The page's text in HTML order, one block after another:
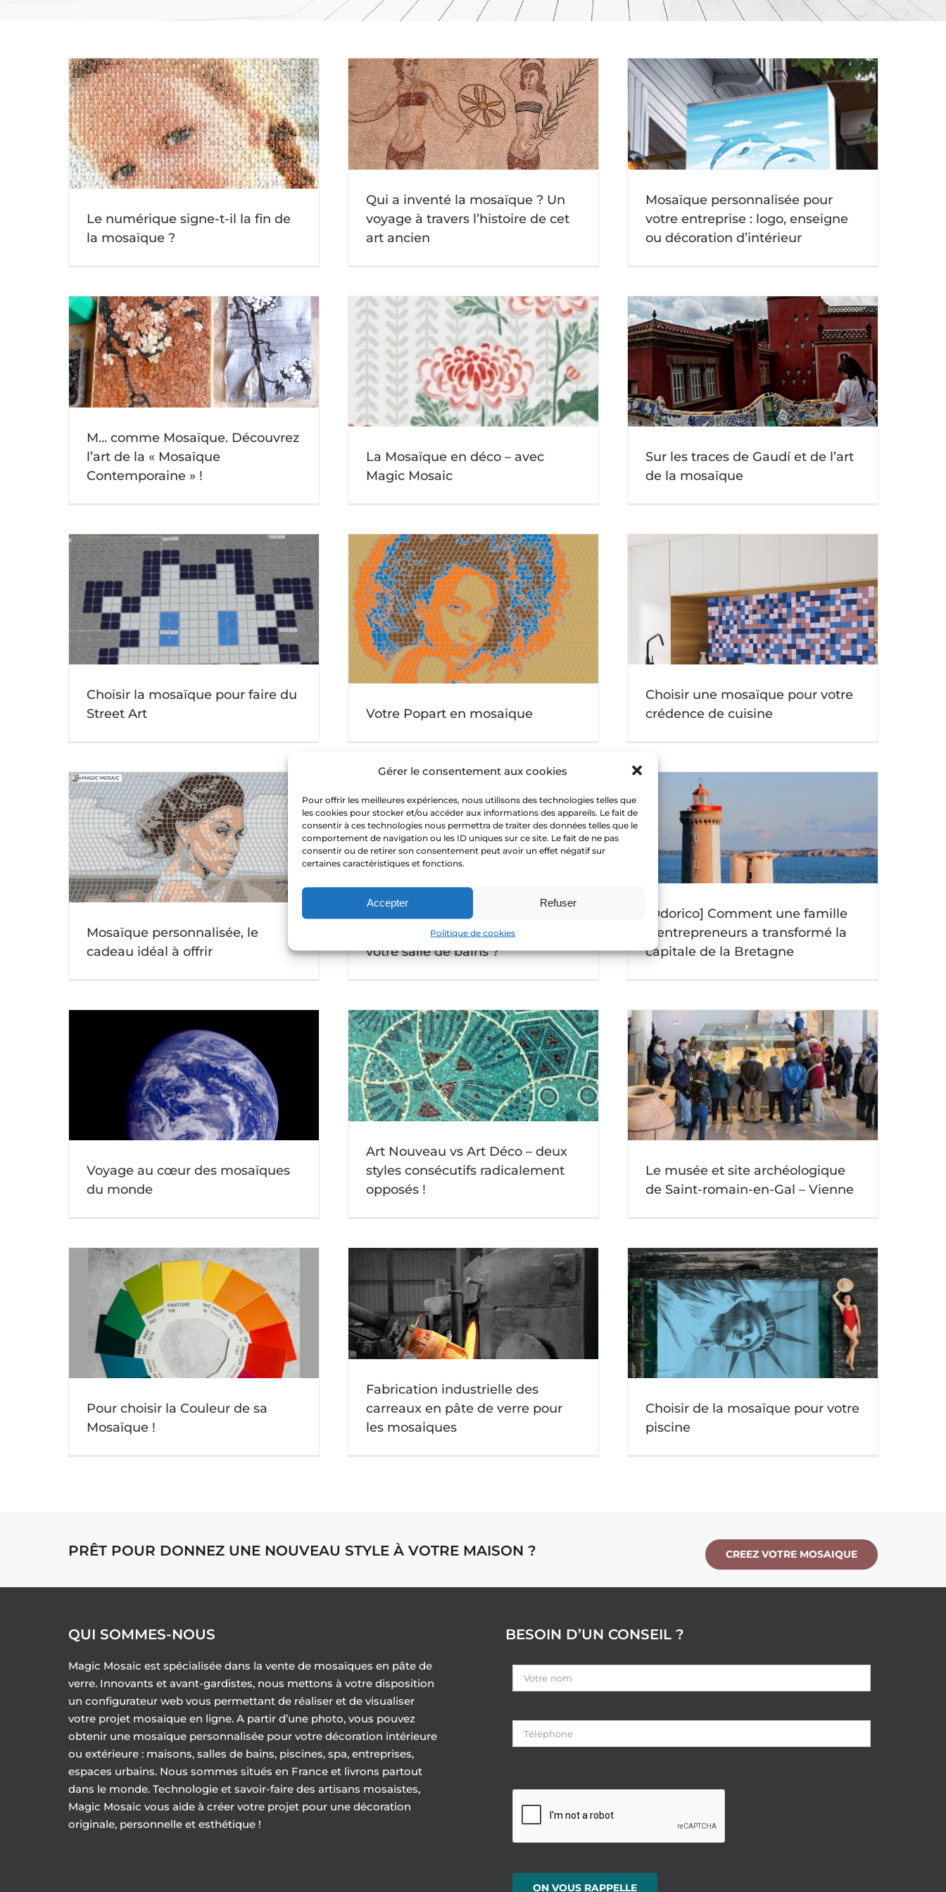
Gérer le consentement aux cookies
Pour offrir les meilleures expériences, nous utilisons des technologies telles que
les cookies pour stocker et/ou accéder aux informations des appareils. Le fait de
consentir à ces technologies nous permettra de traiter des données telles que le
comportement de navigation ou les ID uniques sur ce site. Le fait de ne pas
consentir ou de retirer son consentement peut avoir un effet négatif sur
certaines caractéristiques et fonctions.
Accepter Refuser
Politique de cookies
Le numérique signe-t-il la fin de
la mosaïque ?
Qui a inventé la mosaïque ? Un voyage à
travers l’histoire de cet art ancien
Actu mosaique
Qui a inventé la mosaïque ? Un
voyage à travers l’histoire de cet
art ancien
Mosaïque personnalisée pour votre entreprise
: logo, enseigne ou décoration d’intérieur
Mosaïque personnalisée pour
votre entreprise : logo, enseigne
ou décoration d’intérieur
M… comme Mosaïque. Découvrez
l’art de la « Mosaïque
Contemporaine » !
La Mosaïque en déco – avec Magic Mosaic
Actu mosaique
La Mosaïque en déco – avec
Magic Mosaic
Sur les traces de Gaudí et de l’art de la
mosaïque
Actu mosaique
Sur les traces de Gaudí et de l’art
de la mosaïque
Choisir la mosaïque pour faire du
Street Art
Votre Popart en mosaique
Actu mosaique
Votre Popart en mosaique
Choisir une mosaïque pour votre crédence de
cuisine
Actu mosaique
Choisir une mosaïque pour votre
crédence de cuisine
Mosaïque personnalisée, le
cadeau idéal à offrir
Le Choix d’une mosaïque pour votre salle de
bains ?
Actu mosaique
Le Choix d’une mosaïque pour
votre salle de bains ?
[Odorico] Comment une famille
d’entrepreneurs a transformé la capitale de la
[Odorico] Comment une famille
d’entrepreneurs a transformé la
capitale de la Bretagne
Voyage au cœur des mosaïques
du monde
Art Nouveau vs Art Déco – deux styles
consécutifs radicalement opposés !
Actu mosaique
Art Nouveau vs Art Déco – deux
styles consécutifs radicalement
opposés !
Le musée et site archéologique de Saint-
romain-en-Gal – Vienne
Le musée et site archéologique
de Saint-romain-en-Gal – Vienne
Pour choisir la Couleur de sa
Mosaïque !
Fabrication industrielle des carreaux en pâte
de verre pour les mosaiques
Non classifié(e)
Fabrication industrielle des
carreaux en pâte de verre pour
les mosaiques
Choisir de la mosaïque pour votre piscine
Actu mosaique
Choisir de la mosaïque pour votre
piscine
PRÊT POUR DONNEZ UNE NOUVEAU STYLE À VOTRE MAISON ? CREEZ VOTRE MOSAIQUE
QUI SOMMES-NOUS
Magic Mosaic est spécialisée dans la vente de mosaïques en pâte de
verre. Innovants et avant-gardistes, nous mettons à votre disposition
un configurateur web vous permettant de réaliser et de visualiser
votre projet mosaïque en ligne. A partir d’une photo, vous pouvez
obtenir une mosaïque personnalisée pour votre décoration intérieure
ou extérieure : maisons, salles de bains, piscines, spa, entreprises,
espaces urbains. Nous sommes situés en France et livrons partout
dans le monde. Technologie et savoir-faire des artisans mosaïstes,
Magic Mosaic vous aide à créer votre projet pour une décoration
originale, personnelle et esthétique !
BESOIN D’UN CONSEIL ?